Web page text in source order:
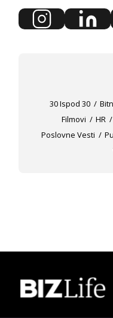
30 Ispod 30
Filmovi
HR
Poslovne Vesti